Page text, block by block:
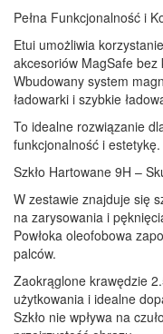
Pełna Funkcjonalność i
Etui umożliwia
akcesoriów MagSafe
Wbudowany system
ładowarki i szybkie
To idealne rozwiązanie
funkcjonalność i estetykę.
Szkło Hartowane 9H –
W zestawie znajduje się
na zarysowania i
Powłoka oleofobowa
palców.
Zaokrąglone krawędzie
użytkowania i idealne
Szkło nie wpływa na